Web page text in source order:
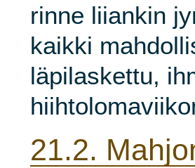
rinne liiankin
kaikki
läpilaskettu,
21.2.